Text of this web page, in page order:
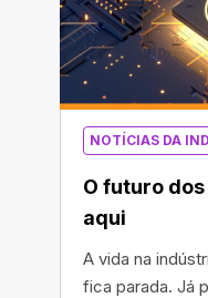
NOTÍCIAS DA
O futuro
aqui
A vida na
fica parada. Já